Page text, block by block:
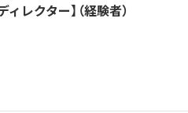
レクター】（経験者）